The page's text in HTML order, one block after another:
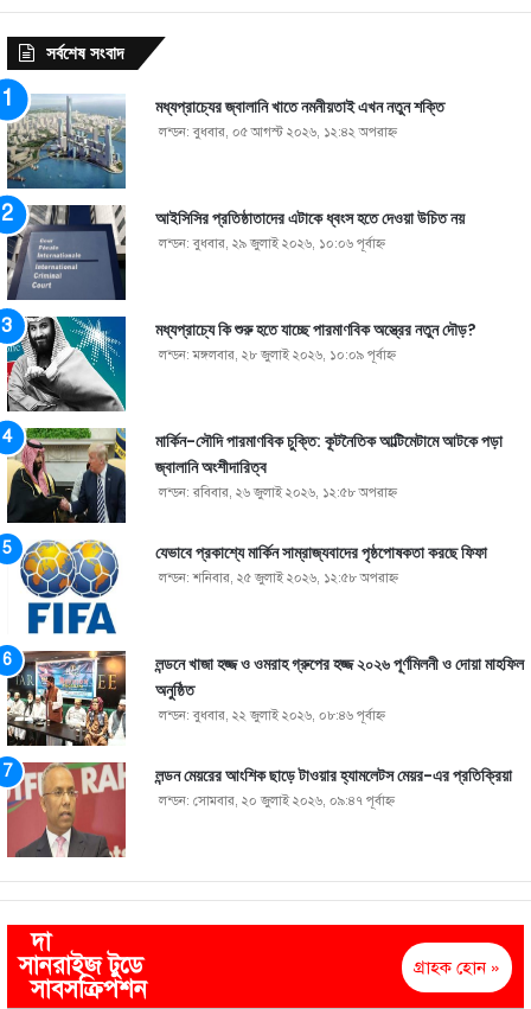
সর্বশেষ সংবাদ
মধ্যপ্রাচ্যের জ্বালানি খাতে নমনীয়তাই এখন নতুন শক্তি
লন্ডন: বুধবার, ০৫ আগস্ট ২০২৬, ১২:৪২ অপরাহ্ণ
আইসিসির প্রতিষ্ঠাতাদের এটাকে ধ্বংস হতে দেওয়া উচিত নয়
লন্ডন: বুধবার, ২৯ জুলাই ২০২৬, ১০:০৬ পূর্বাহ্ণ
মধ্যপ্রাচ্যে কি শুরু হতে যাচ্ছে পারমাণবিক অস্ত্রের নতুন দৌড়?
লন্ডন: মঙ্গলবার, ২৮ জুলাই ২০২৬, ১০:০৯ পূর্বাহ্ণ
মার্কিন-সৌদি পারমাণবিক চুক্তি: কূটনৈতিক আল্টিমেটামে আটকে পড়া
জ্বালানি অংশীদারিত্ব
লন্ডন: রবিবার, ২৬ জুলাই ২০২৬, ১২:৫৮ অপরাহ্ণ
যেভাবে প্রকাশ্যে মার্কিন সাম্রাজ্যবাদের পৃষ্ঠপোষকতা করছে ফিফা
লন্ডন: শনিবার, ২৫ জুলাই ২০২৬, ১২:৫৮ অপরাহ্ণ
লন্ডনে খাজা হজ্জ ও ওমরাহ গ্রুপের হজ্জ ২০২৬ পূর্ণমিলনী ও দোয়া মাহফিল
অনুষ্ঠিত
লন্ডন: বুধবার, ২২ জুলাই ২০২৬, ০৮:৪৬ পূর্বাহ্ণ
লন্ডন মেয়রের আংশিক ছাড়ে টাওয়ার হ্যামলেটস মেয়র-এর প্রতিক্রিয়া
লন্ডন: সোমবার, ২০ জুলাই ২০২৬, ০৯:৪৭ পূর্বাহ্ণ
দা
সানরাইজ টুডে
সাবসক্রিপশন
গ্রাহক হোন »